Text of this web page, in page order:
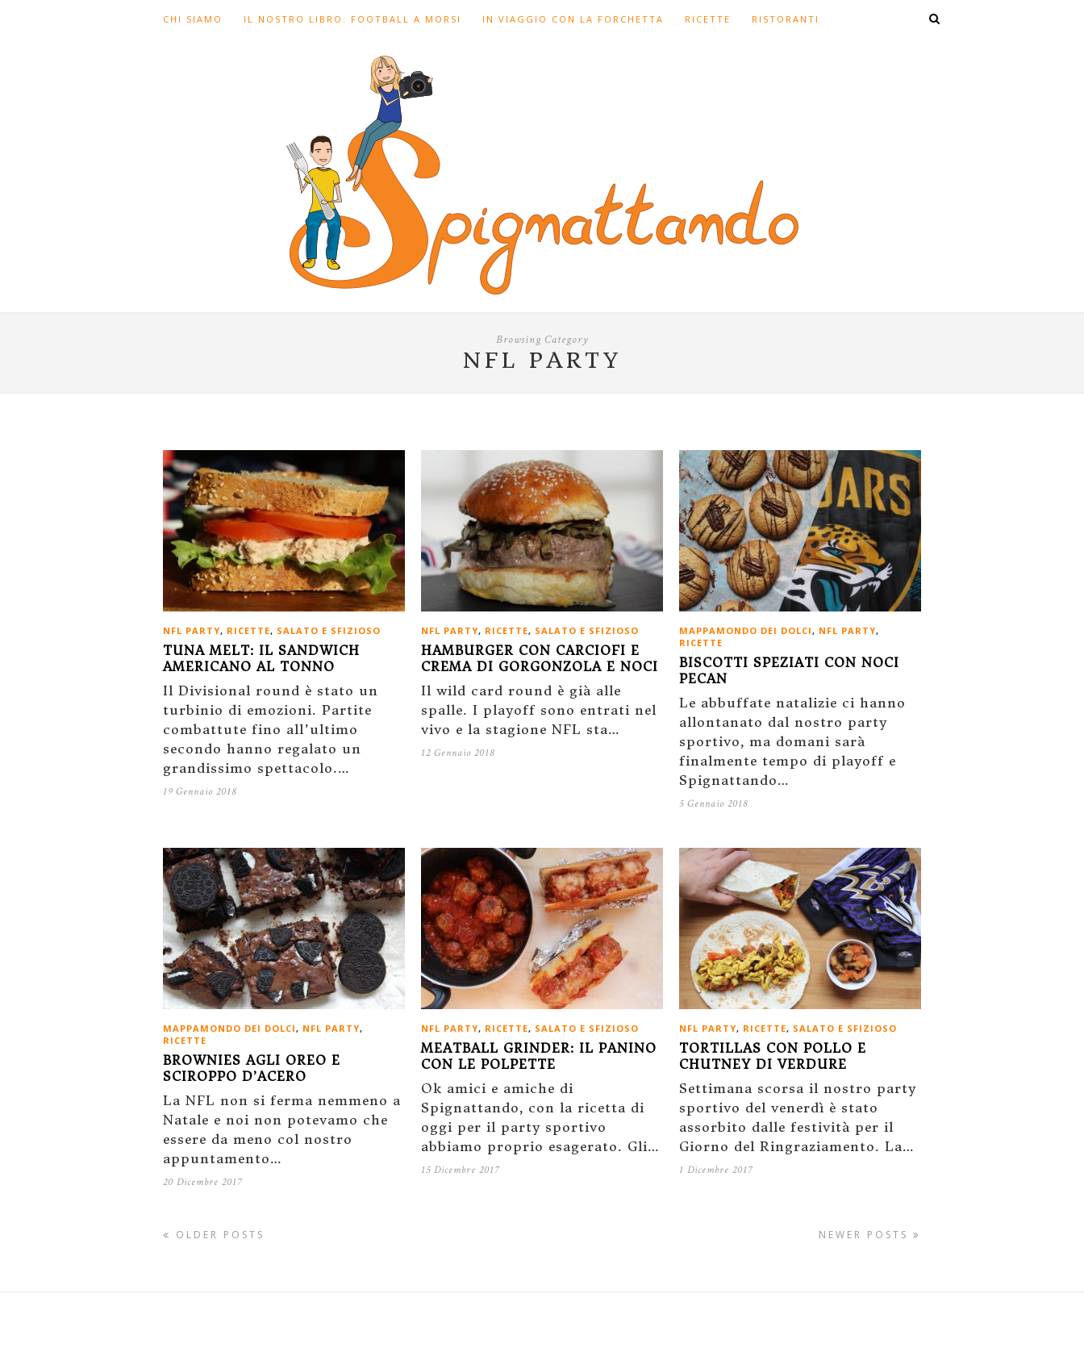
CHI SIAMO IL NOSTRO LIBRO: FOOTBALL A MORSI IN VIAGGIO CON LA FORCHETTA RICETTE RISTORANTI
Browsing Category
NFL PARTY
NFL PARTY, RICETTE, SALATO E SFIZIOSO
TUNA MELT: IL SANDWICH
AMERICANO AL TONNO
Il Divisional round è stato un
turbinio di emozioni. Partite
combattute fino all’ultimo
secondo hanno regalato un
grandissimo spettacolo.…
19 Gennaio 2018
NFL PARTY, RICETTE, SALATO E SFIZIOSO
HAMBURGER CON CARCIOFI E
CREMA DI GORGONZOLA E NOCI
Il wild card round è già alle
spalle. I playoff sono entrati nel
vivo e la stagione NFL sta…
12 Gennaio 2018
MAPPAMONDO DEI DOLCI, NFL PARTY,
RICETTE
BISCOTTI SPEZIATI CON NOCI
PECAN
Le abbuffate natalizie ci hanno
allontanato dal nostro party
sportivo, ma domani sarà
finalmente tempo di playoff e
Spignattando…
5 Gennaio 2018
MAPPAMONDO DEI DOLCI, NFL PARTY,
RICETTE
BROWNIES AGLI OREO E
SCIROPPO D’ACERO
La NFL non si ferma nemmeno a
Natale e noi non potevamo che
essere da meno col nostro
appuntamento…
20 Dicembre 2017
NFL PARTY, RICETTE, SALATO E SFIZIOSO
MEATBALL GRINDER: IL PANINO
CON LE POLPETTE
Ok amici e amiche di
Spignattando, con la ricetta di
oggi per il party sportivo
abbiamo proprio esagerato. Gli…
15 Dicembre 2017
NFL PARTY, RICETTE, SALATO E SFIZIOSO
TORTILLAS CON POLLO E
CHUTNEY DI VERDURE
Settimana scorsa il nostro party
sportivo del venerdì è stato
assorbito dalle festività per il
Giorno del Ringraziamento. La…
1 Dicembre 2017
OLDER POSTS NEWER POSTS